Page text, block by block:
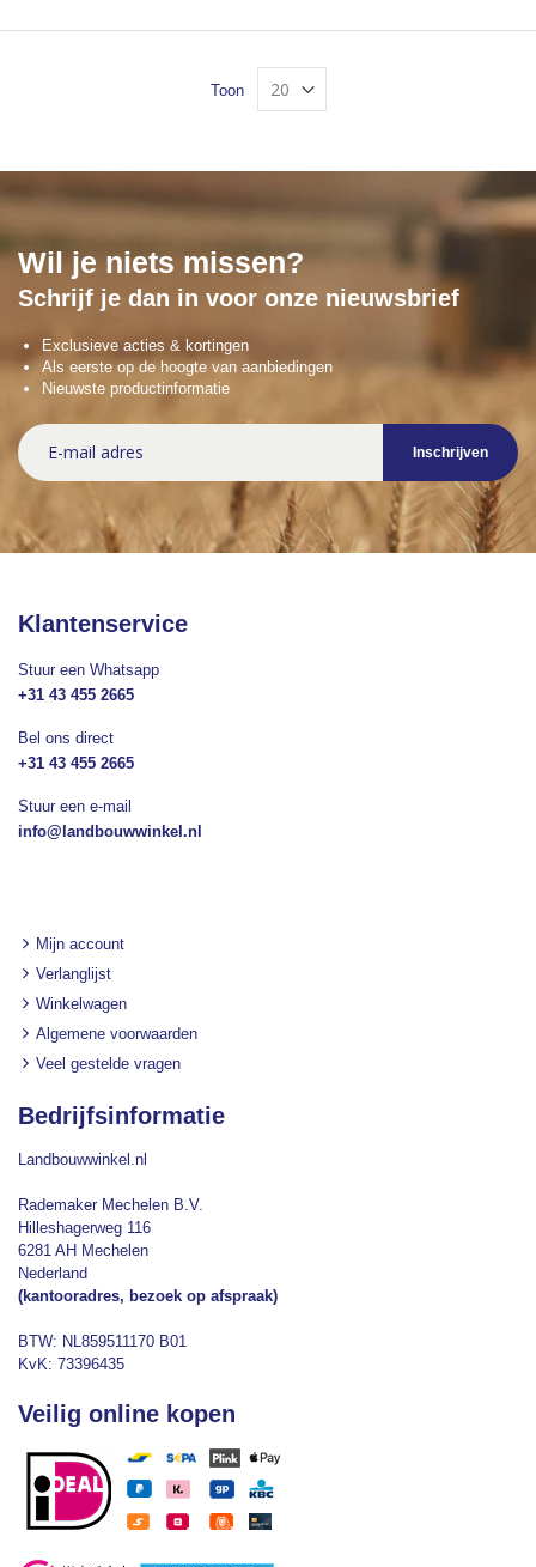
Toon
Wil je niets missen?
Schrijf je dan in voor onze nieuwsbrief
Exclusieve acties & kortingen
Als eerste op de hoogte van aanbiedingen
Nieuwste productinformatie
Abonneer
u
op
Inschrijven
Klantenservice
Stuur een Whatsapp
+31 43 455 2665
Bel ons direct
+31 43 455 2665
Stuur een e-mail
info@landbouwwinkel.nl
Mijn account
Verlanglijst
Winkelwagen
Algemene voorwaarden
Veel gestelde vragen
Bedrijfsinformatie
Landbouwwinkel.nl
Rademaker Mechelen B.V.
Hilleshagerweg 116
6281 AH Mechelen
Nederland
(kantooradres, bezoek op afspraak)
BTW: NL859511170 B01
KvK: 73396435
Veilig online kopen